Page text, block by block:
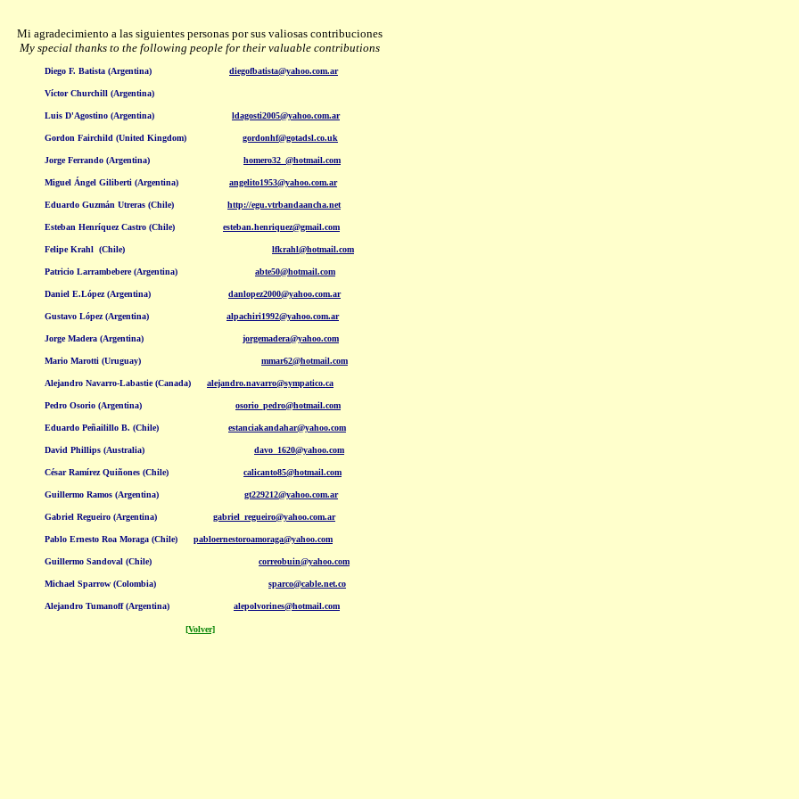
Mi agradecimiento a las siguientes personas por sus valiosas contribuciones
My special thanks to the following people for their valuable contributions
Diego F. Batista (Argentina) diegofbatista@yahoo.com.ar
Víctor Churchill (Argentina)
Luis D'Agostino (Argentina) ldagosti2005@yahoo.com.ar
Gordon Fairchild (United Kingdom) gordonhf@gotadsl.co.uk
Jorge Ferrando (Argentina) homero32_@hotmail.com
Miguel Ángel Giliberti (Argentina) angelito1953@yahoo.com.ar
Eduardo Guzmán Utreras (Chile) http://egu.vtrbandaancha.net
Esteban Henríquez Castro (Chile) esteban.henriquez@gmail.com
Felipe Krahl (Chile) lfkrahl@hotmail.com
Patricio Larrambebere (Argentina) abte50@hotmail.com
Daniel E.López(Argentina) danlopez2000@yahoo.com.ar
Gustavo López(Argentina) alpachiri1992@yahoo.com.ar
Jorge Madera (Argentina) jorgemadera@yahoo.com
Mario Marotti (Uruguay) mmar62@hotmail.com
Alejandro Navarro-Labastie(Canada) alejandro.navarro@sympatico.ca
Pedro Osorio (Argentina) osorio_pedro@hotmail.com
Eduardo Peñailillo B. (Chile) estanciakandahar@yahoo.com
David Phillips (Australia) davo_1620@yahoo.com
César Ramírez Quiñones (Chile) calicanto85@hotmail.com
Guillermo Ramos (Argentina) gt229212@yahoo.com.ar
Gabriel Regueiro (Argentina) gabriel_regueiro@yahoo.com.ar
Pablo Ernesto Roa Moraga (Chile) pabloernestoroamoraga@yahoo.com
Guillermo Sandoval (Chile) correobuin@yahoo.com
Michael Sparrow (Colombia) sparco@cable.net.co
Alejandro Tumanoff(Argentina) alepolvorines@hotmail.com
[Volver]